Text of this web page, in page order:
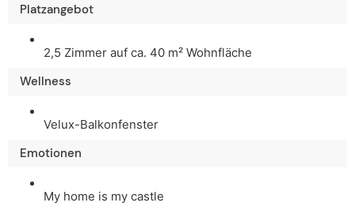
Platzangebot
2,5 Zimmer auf ca. 40 m² Wohnfläche
Wellness
Velux-Balkonfenster
Emotionen
My home is my castle